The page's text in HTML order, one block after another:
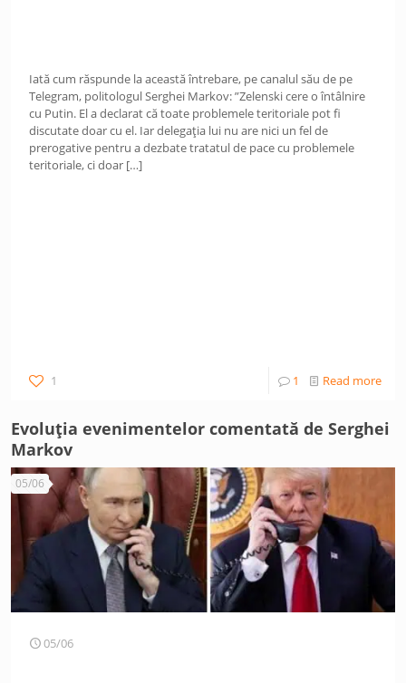
Iată cum răspunde la această întrebare, pe canalul său de pe
Telegram, politologul Serghei Markov: ”Zelenski cere o întâlnire
cu Putin. El a declarat că toate problemele teritoriale pot fi
discutate doar cu el. Iar delegația lui nu are nici un fel de
prerogative pentru a dezbate tratatul de pace cu problemele
teritoriale, ci doar […]
1 1 Read more
Evoluția evenimentelor comentată de Serghei
Markov
05/06
05/06